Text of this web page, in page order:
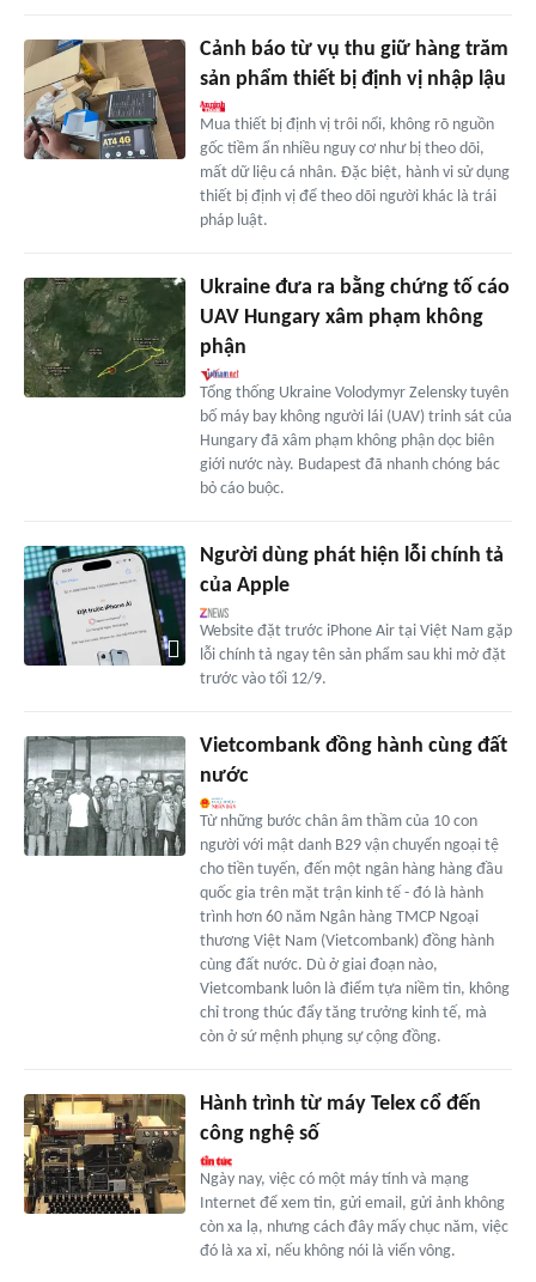
Cảnh báo từ vụ thu giữ hàng trăm
sản phẩm thiết bị định vị nhập lậu
Mua thiết bị định vị trôi nổi, không rõ nguồn
gốc tiềm ẩn nhiều nguy cơ như bị theo dõi,
mất dữ liệu cá nhân. Đặc biệt, hành vi sử dụng
thiết bị định vị để theo dõi người khác là trái
pháp luật.
Ukraine đưa ra bằng chứng tố cáo
UAV Hungary xâm phạm không
phận
Tổng thống Ukraine Volodymyr Zelensky tuyên
bố máy bay không người lái (UAV) trinh sát của
Hungary đã xâm phạm không phận dọc biên
giới nước này. Budapest đã nhanh chóng bác
bỏ cáo buộc.
Người dùng phát hiện lỗi chính tả
của Apple
Website đặt trước iPhone Air tại Việt Nam gặp
lỗi chính tả ngay tên sản phẩm sau khi mở đặt
trước vào tối 12/9.
Vietcombank đồng hành cùng đất
nước
Từ những bước chân âm thầm của 10 con
người với mật danh B29 vận chuyển ngoại tệ
cho tiền tuyến, đến một ngân hàng hàng đầu
quốc gia trên mặt trận kinh tế - đó là hành
trình hơn 60 năm Ngân hàng TMCP Ngoại
thương Việt Nam (Vietcombank) đồng hành
cùng đất nước. Dù ở giai đoạn nào,
Vietcombank luôn là điểm tựa niềm tin, không
chỉ trong thúc đẩy tăng trưởng kinh tế, mà
còn ở sứ mệnh phụng sự cộng đồng.
Hành trình từ máy Telex cổ đến
công nghệ số
Ngày nay, việc có một máy tính và mạng
Internet để xem tin, gửi email, gửi ảnh không
còn xa lạ, nhưng cách đây mấy chục năm, việc
đó là xa xỉ, nếu không nói là viển vông.